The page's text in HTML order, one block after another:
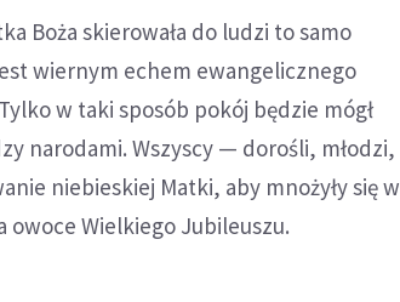
Boża skierowała do ludzi to samo
wiernym echem ewangelicznego
w taki sposób pokój będzie mógł
narodami. Wszyscy — dorośli, młodzi,
niebieskiej Matki, aby mnożyły się w
owoce Wielkiego Jubileuszu.